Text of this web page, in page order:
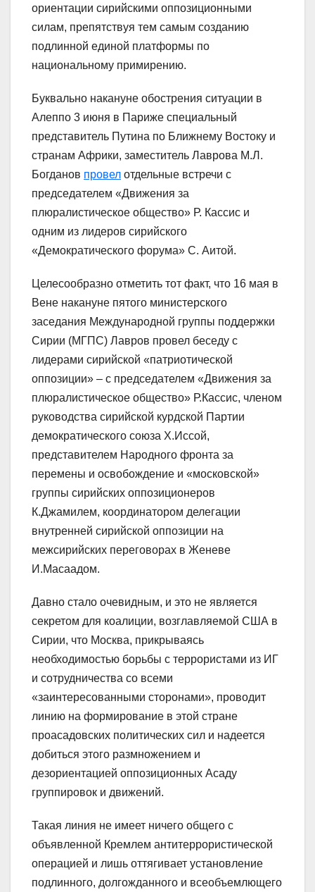
ориентации сирийскими оппозиционными
силам, препятствуя тем самым созданию
подлинной единой платформы по
национальному примирению.
Буквально накануне обострения ситуации в
Алеппо 3 июня в Париже специальный
представитель Путина по Ближнему Востоку и
странам Африки, заместитель Лаврова М.Л.
Богданов провел отдельные встречи с
председателем «Движения за
плюралистичеcкое общество» Р. Кассис и
одним из лидеров сирийского
«Демократического форума» С. Аитой.
Целесообразно отметить тот факт, что 16 мая в
Вене накануне пятого министерского
заседания Международной группы поддержки
Сирии (МГПС) Лавров провел беседу с
лидерами сирийской «патриотической
оппозиции» – с председателем «Движения за
плюралистическое общество» Р.Кассис, членом
руководства сирийской курдской Партии
демократического союза Х.Иссой,
представителем Народного фронта за
перемены и освобождение и «московской»
группы сирийских оппозиционеров
К.Джамилем, координатором делегации
внутренней сирийской оппозиции на
межсирийских переговорах в Женеве
И.Масаадом.
Давно стало очевидным, и это не является
секретом для коалиции, возглавляемой США в
Сирии, что Москва, прикрываясь
необходимостью борьбы с террористами из ИГ
и сотрудничества со всеми
«заинтересованными сторонами», проводит
линию на формирование в этой стране
проасадовских политических сил и надеется
добиться этого размножением и
дезориентацией оппозиционных Асаду
группировок и движений.
Такая линия не имеет ничего общего с
объявленной Кремлем антитеррористической
операцией и лишь оттягивает установление
подлинного, долгожданного и всеобъемлющего